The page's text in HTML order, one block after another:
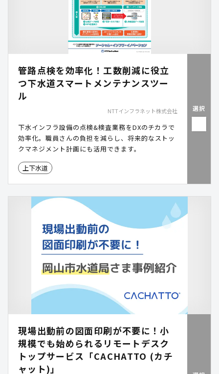
管路点検を効率化！工数削減に役立
つ下水道スマートメンテナンスツー
ル
NTTインフラネット株式会社
下水インフラ設備の点検&検査業務をDXのチカラで
効率化。職員さんの負担を減らし、将来的なストッ
クマネジメント計画にも活用できます。
上下水道
選択
現場出動前の図面印刷が不要に！小
規模でも始められるリモートデスク
トップサービス「CACHATTO (カチ
ャット)」